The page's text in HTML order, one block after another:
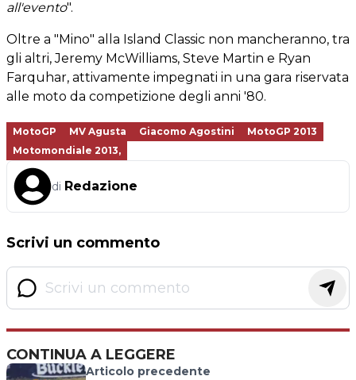
all'evento".
Oltre a "Mino" alla Island Classic non mancheranno, tra
gli altri, Jeremy McWilliams, Steve Martin e Ryan
Farquhar, attivamente impegnati in una gara riservata
alle moto da competizione degli anni '80.
MotoGP MV Agusta Giacomo Agostini
MotoGP 2013
Motomondiale 2013,
di Redazione
Scrivi un commento
CONTINUA A LEGGERE
Articolo precedente